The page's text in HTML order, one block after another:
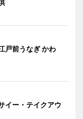
戸前うなぎ かわ
イー・テイクアウ